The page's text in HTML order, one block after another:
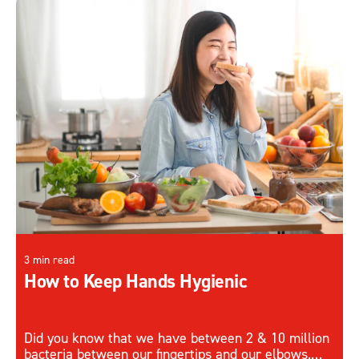
3 min read
How to Keep Hands Hygienic
Did you know that we have between 2 & 10 million
bacteria between our fingertips and our elbows.